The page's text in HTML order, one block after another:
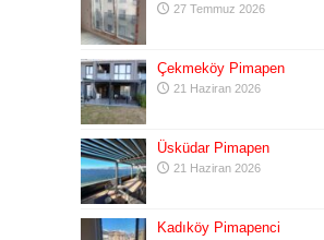
27 Temmuz 2026
Çekmeköy Pimapen
21 Haziran 2026
Üsküdar Pimapen
21 Haziran 2026
Kadıköy Pimapenci